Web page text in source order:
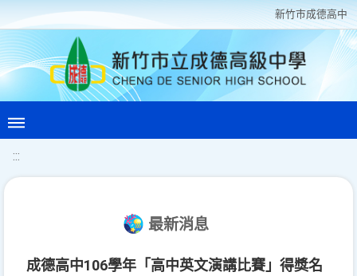
新竹巿成德高中
:::
最新消息
成德高中106學年「高中英文演講比賽」得獎名